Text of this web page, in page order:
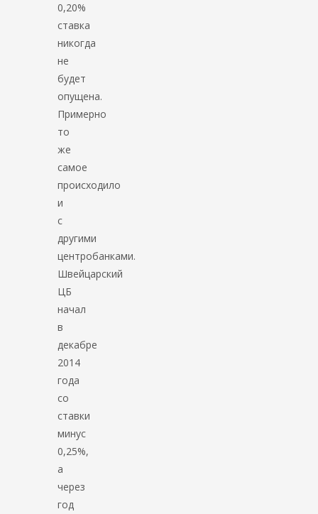
0,20%
ставка
никогда
не
будет
опущена.
Примерно
то
же
самое
происходило
и
с
другими
центробанками.
Швейцарский
ЦБ
начал
в
декабре
2014
года
со
ставки
минус
0,25%,
а
через
год